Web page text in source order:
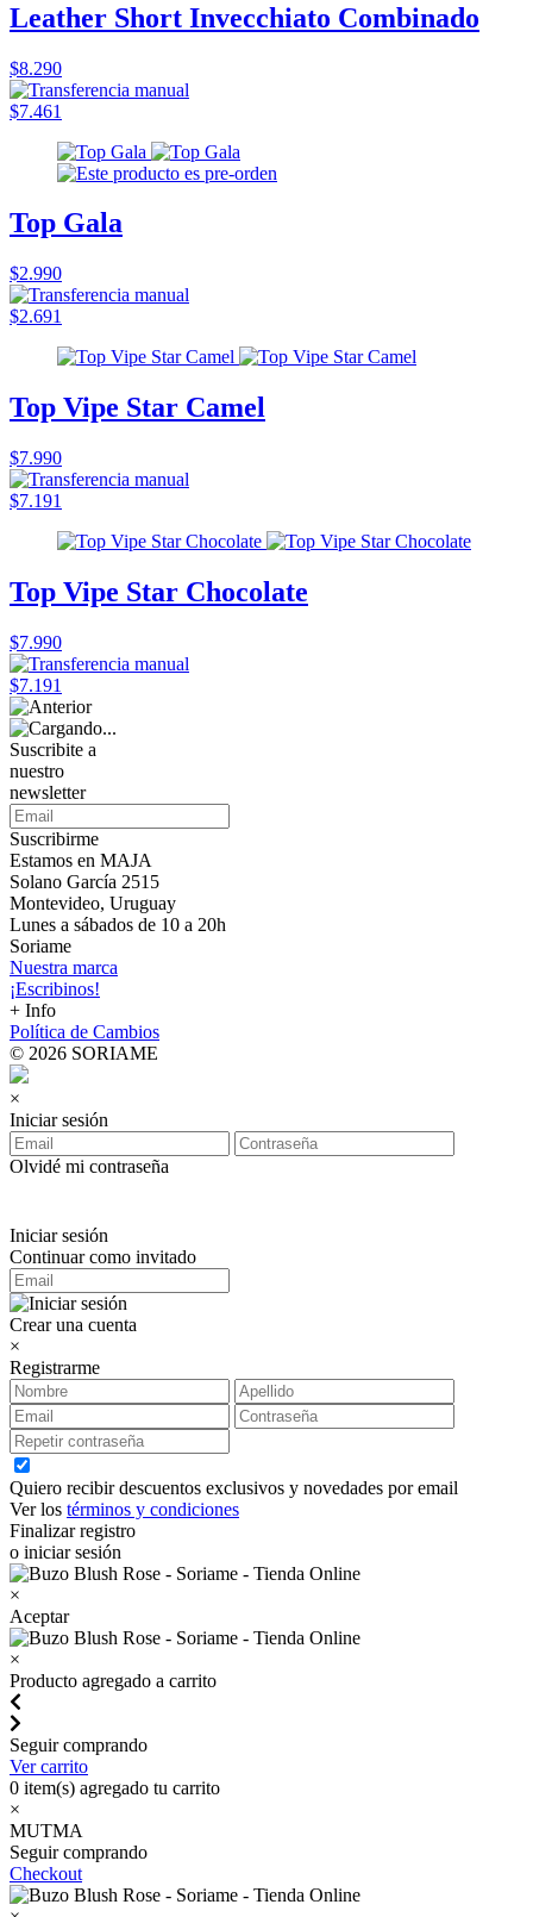
Leather Short Invecchiato Combinado
$8.290
$7.461
Top Gala
$2.990
$2.691
Top Vipe Star Camel
$7.990
$7.191
Top Vipe Star Chocolate
$7.990
$7.191
Suscribite a
nuestro
newsletter
Suscribirme
Estamos en MAJA
Solano García 2515
Montevideo, Uruguay
Lunes a sábados de 10 a 20h
Soriame
Nuestra marca
¡Escribinos!
+ Info
Política de Cambios
© 2026 SORIAME
×
Iniciar sesión
Olvidé mi contraseña
Iniciar sesión
Continuar como invitado
Crear una cuenta
×
Registrarme
Quiero recibir descuentos exclusivos y novedades por email
Ver los términos y condiciones
Finalizar registro
o iniciar sesión
×
Aceptar
×
Producto agregado a carrito
Seguir comprando
Ver carrito
0 item(s) agregado tu carrito
×
MUTMA
Seguir comprando
Checkout